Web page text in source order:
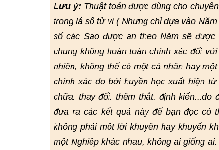
Lưu ý: Thuật toán được dùng cho
trong lá số tử vi ( Nhưng chỉ dựa vào
số các Sao được an theo Năm sẽ
chung không hoàn toàn chính xác đối
nhiên, không thể có một cá nhân hay
chính xác do bởi huyền học xuất hiện
chữa, thay đổi, thêm thắt, định kiến...do
đưa ra các kết quả này để bạn đọc có
không phải một lời khuyên hay khuyến
một Nghiệp khác nhau, không ai giống